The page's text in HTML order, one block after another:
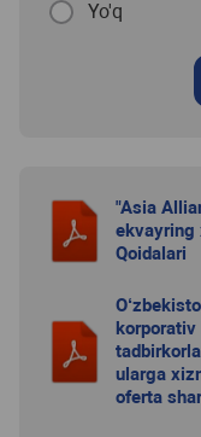
Yo'q
"Asia
ekvayring
Qoidalari
ularga
oferta